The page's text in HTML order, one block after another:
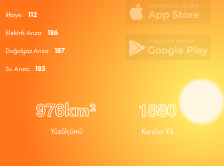
İtfaiye: 112
Elektrik Arıza: 186
Doğalgaz Arıza: 187
Su Arıza: 185
976km²
Yüzölçümü
1880
Kuruluş Yılı